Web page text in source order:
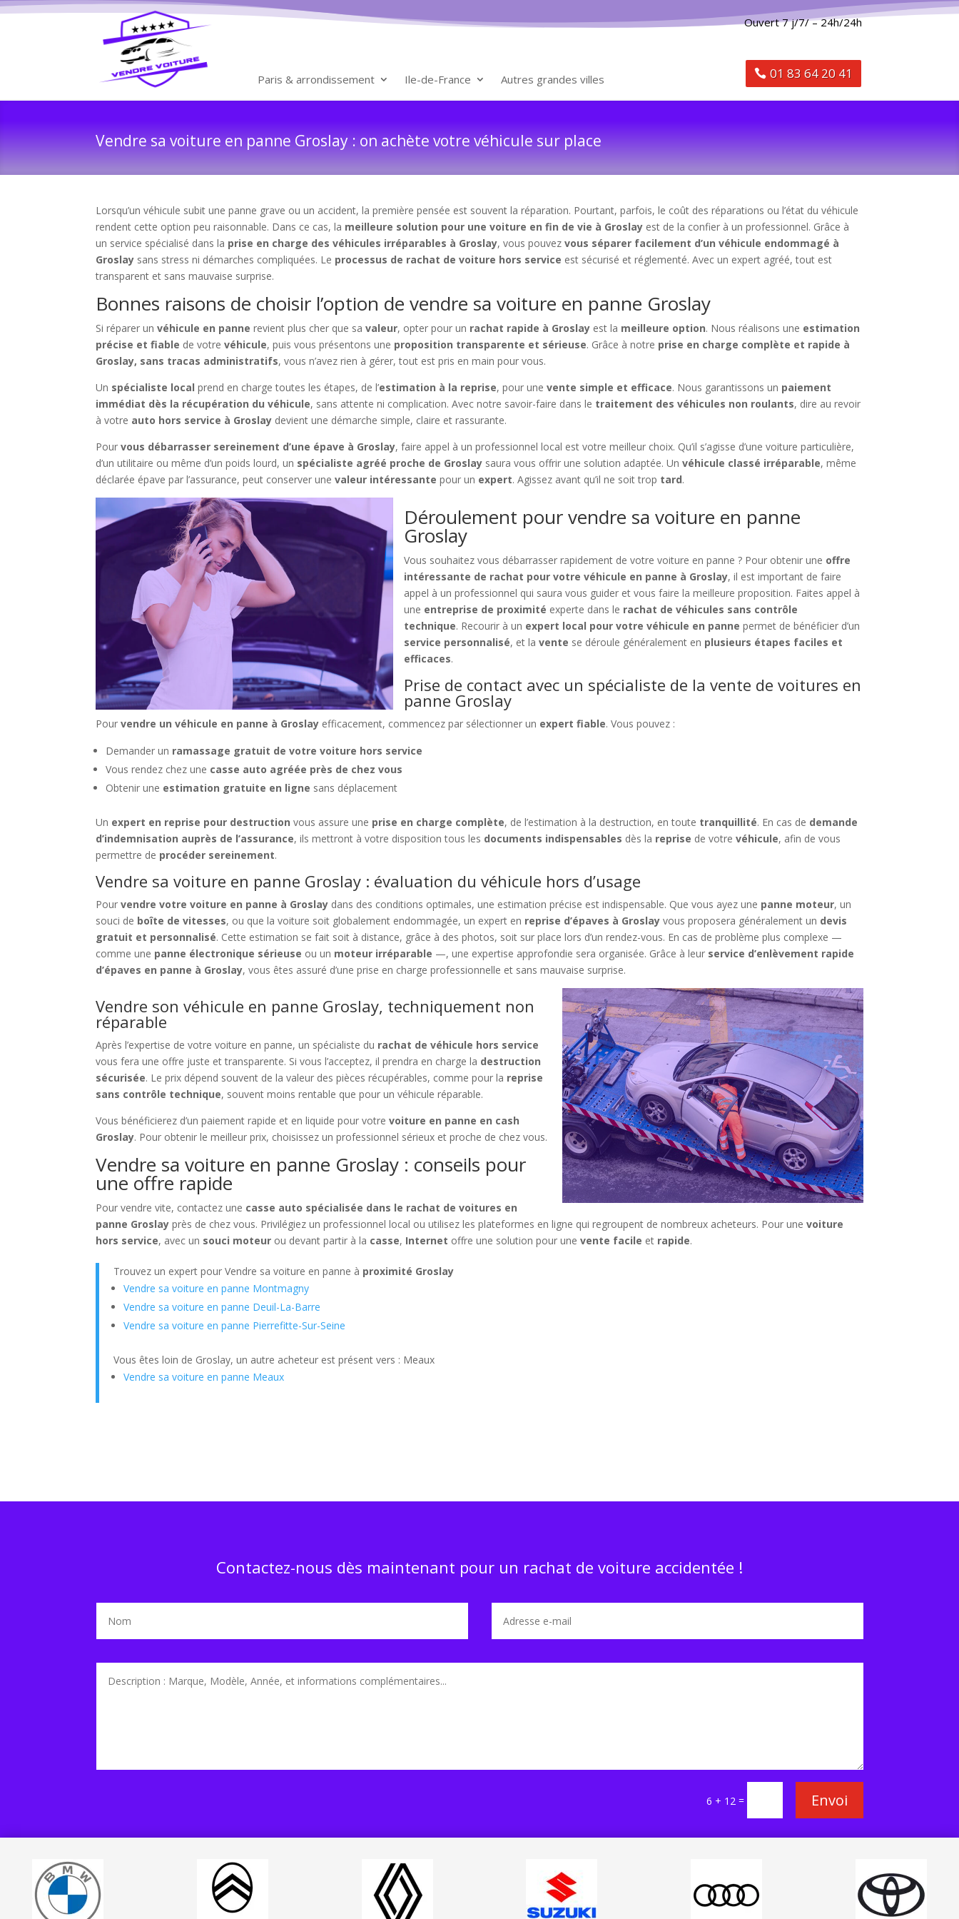
Paris & arrondissement Ile-de-France Autres grandes villes
Ouvert 7 j/7/ – 24h/24h
01 83 64 20 41
Vendre sa voiture en panne Groslay : on achète votre véhicule sur place
Lorsqu’un véhicule subit une panne grave ou un accident, la première pensée est souvent la réparation. Pourtant, parfois, le coût des réparations ou l’état du véhicule
rendent cette option peu raisonnable. Dans ce cas, la meilleure solution pour une voiture en fin de vie à Groslay est de la confier à un professionnel. Grâce à
un service spécialisé dans la prise en charge des véhicules irréparables à Groslay, vous pouvezvous séparer facilement d’un véhicule endommagé à
Groslay sans stress ni démarches compliquées. Le processus de rachat de voiture hors service est sécurisé et réglementé. Avec un expert agréé, tout est
transparent et sans mauvaise surprise.
Bonnes raisons de choisir l’option de vendre sa voiture en panne Groslay
Si réparer unvéhicule en panne revient plus cher que savaleur, opter pour un rachat rapide à Groslay est la meilleure option. Nous réalisons une estimation
précise et fiable de votrevéhicule, puis vous présentons une proposition transparente et sérieuse. Grâce à notre prise en charge complète et rapide à
Groslay, sans tracas administratifs, vous n’avez rien à gérer, tout est pris en main pour vous.
Un spécialiste local prend en charge toutes les étapes, de l’estimation à la reprise, pour unevente simple et efficace. Nous garantissons un paiement
immédiat dès la récupération du véhicule, sans attente ni complication. Avec notre savoir-faire dans le traitement des véhicules non roulants, dire au revoir
à votre auto hors service à Groslay devient une démarche simple, claire et rassurante.
Pourvous débarrasser sereinement d’une épave à Groslay, faire appel à un professionnel local est votre meilleur choix. Qu’il s’agisse d’une voiture particulière,
d’un utilitaire ou même d’un poids lourd, un spécialiste agréé proche de Groslay saura vous offrir une solution adaptée. Unvéhicule classé irréparable, même
déclarée épave par l’assurance, peut conserver unevaleur intéressante pour un expert. Agissez avant qu’il ne soit trop tard.
Déroulement pour vendre sa voiture en panne
Groslay
Vous souhaitez vous débarrasser rapidement de votre voiture en panne ? Pour obtenir une offre
intéressante de rachat pour votre véhicule en panne à Groslay, il est important de faire
appel à un professionnel qui saura vous guider et vous faire la meilleure proposition. Faites appel à
une entreprise de proximité experte dans le rachat de véhicules sans contrôle
technique. Recourir à un expert local pour votre véhicule en panne permet de bénéficier d’un
service personnalisé, et lavente se déroule généralement en plusieurs étapes faciles et
efficaces.
Prise de contact avec un spécialiste de la vente de voitures en
panne Groslay
Pourvendre un véhicule en panne à Groslay efficacement, commencez par sélectionner un expert fiable. Vous pouvez :
Demander un ramassage gratuit de votre voiture hors service
Vous rendez chez une casse auto agréée près de chez vous
Obtenir une estimation gratuite en ligne sans déplacement
Un expert en reprise pour destruction vous assure une prise en charge complète, de l’estimation à la destruction, en toute tranquillité. En cas de demande
d’indemnisation auprès de l’assurance, ils mettront à votre disposition tous les documents indispensables dès la reprise de votrevéhicule, afin de vous
permettre de procéder sereinement.
Vendre sa voiture en panne Groslay : évaluation du véhicule hors d’usage
Pourvendre votre voiture en panne à Groslay dans des conditions optimales, une estimation précise est indispensable. Que vous ayez une panne moteur, un
souci de boîte de vitesses, ou que la voiture soit globalement endommagée, un expert en reprise d’épaves à Groslay vous proposera généralement un devis
gratuit et personnalisé. Cette estimation se fait soit à distance, grâce à des photos, soit sur place lors d’un rendez-vous. En cas de problème plus complexe —
comme une panne électronique sérieuse ou un moteur irréparable —, une expertise approfondie sera organisée. Grâce à leur service d’enlèvement rapide
d’épaves en panne à Groslay, vous êtes assuré d’une prise en charge professionnelle et sans mauvaise surprise.
Vendre son véhicule en panne Groslay, techniquement non
réparable
Après l’expertise de votre voiture en panne, un spécialiste du rachat de véhicule hors service
vous fera une offre juste et transparente. Si vous l’acceptez, il prendra en charge la destruction
sécurisée. Le prix dépend souvent de la valeur des pièces récupérables, comme pour la reprise
sans contrôle technique, souvent moins rentable que pour un véhicule réparable.
Vous bénéficierez d’un paiement rapide et en liquide pour votrevoiture en panne en cash
Groslay. Pour obtenir le meilleur prix, choisissez un professionnel sérieux et proche de chez vous.
Vendre sa voiture en panne Groslay : conseils pour
une offre rapide
Pour vendre vite, contactez une casse auto spécialisée dans le rachat de voitures en
panne Groslay près de chez vous. Privilégiez un professionnel local ou utilisez les plateformes en ligne qui regroupent de nombreux acheteurs. Pour unevoiture
hors service, avec un souci moteur ou devant partir à la casse, Internet offre une solution pour unevente facile et rapide.
Trouvez un expert pour Vendre sa voiture en panne à proximité Groslay
Vendre sa voiture en panne Montmagny
Vendre sa voiture en panne Deuil-La-Barre
Vendre sa voiture en panne Pierrefitte-Sur-Seine
Vous êtes loin de Groslay, un autre acheteur est présent vers : Meaux
Vendre sa voiture en panne Meaux
Contactez-nous dès maintenant pour un rachat de voiture accidentée !
6 + 12 = Envoi